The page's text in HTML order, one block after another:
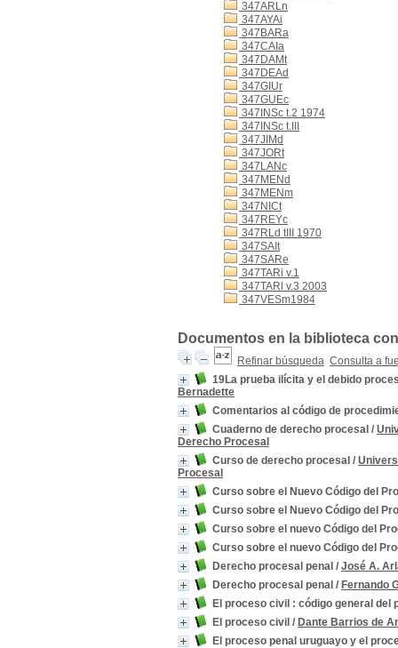
347ARLn
347AYAi
347BARa
347CAIa
347DAMt
347DEAd
347GIUr
347GUEc
347INSc t.2 1974
347INSc t.III
347JIMd
347JORt
347LANc
347MENd
347MENm
347NICt
347REYc
347RLd tIII 1970
347SAIt
347SARe
347TARi v.1
347TARl v.3 2003
347VESm1984
Documentos en la biblioteca
Refinar búsqueda Consulta a
19La prueba ilícita y el debido
Bernadette
Comentarios al código de
Cuaderno de derecho procesal /
Derecho Procesal
Curso de derecho procesal /
Procesal
Curso sobre el Nuevo Código del
Curso sobre el Nuevo Código del
Curso sobre el nuevo Código del
Curso sobre el nuevo Código del
Derecho procesal penal / José A.
Derecho procesal penal / Fernando
El proceso civil : código general del
El proceso civil / Dante Barrios de
El proceso penal uruguayo y el